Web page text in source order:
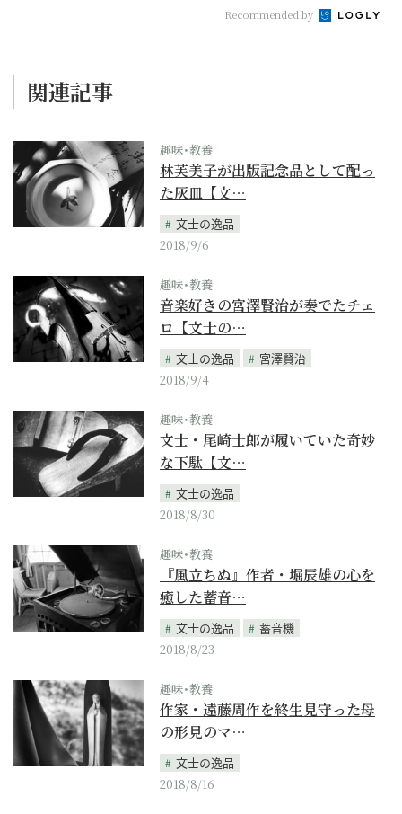
Recommended by
関連記事
趣味･教養
林芙美子が出版記念品として配っ
た灰皿【文…
文士の逸品
2018/9/6
趣味･教養
音楽好きの宮澤賢治が奏でたチェ
ロ【文士の…
文士の逸品
宮澤賢治
2018/9/4
趣味･教養
文士・尾崎士郎が履いていた奇妙
な下駄【文…
文士の逸品
2018/8/30
趣味･教養
『風立ちぬ』作者・堀辰雄の心を
癒した蓄音…
文士の逸品
蓄音機
2018/8/23
趣味･教養
作家・遠藤周作を終生見守った母
の形見のマ…
文士の逸品
2018/8/16